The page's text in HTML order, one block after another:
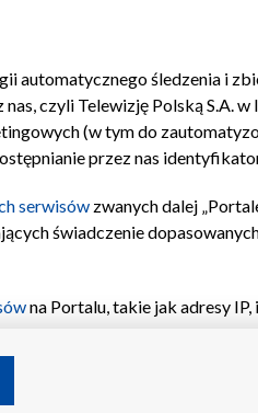
Moje zgody Pomoc Biuro
śledzenia i
czyli Telewizję Polską S.A.
(w tym do
przez nas
serwisów zwanych dalej
świadczenie
na Portalu, takie jak adresy
lub dostęp do nich,
treści, wyboru